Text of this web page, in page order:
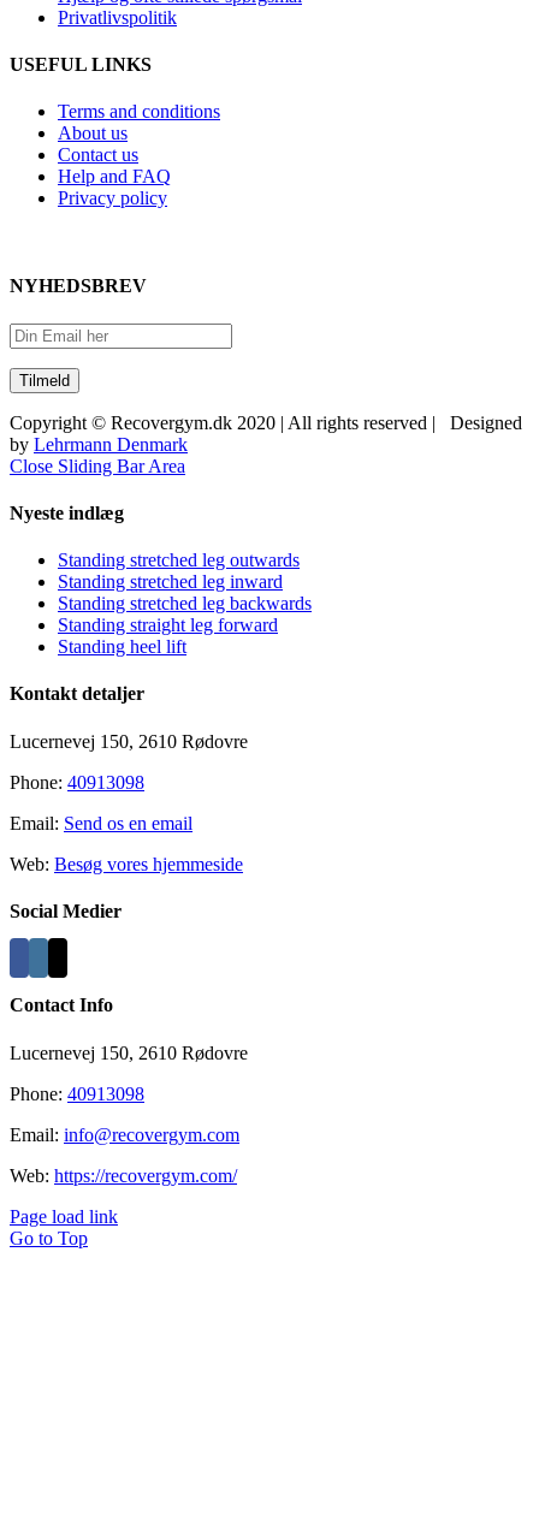
Privatlivspolitik
USEFUL LINKS
Terms and conditions
About us
Contact us
Help and FAQ
Privacy policy
NYHEDSBREV
Copyright © Recovergym.dk 2020 | All rights reserved | Designed
by Lehrmann Denmark
Close Sliding Bar Area
Nyeste indlæg
Standing stretched leg outwards
Standing stretched leg inward
Standing stretched leg backwards
Standing straight leg forward
Standing heel lift
Kontakt detaljer
Lucernevej 150, 2610 Rødovre
Phone: 40913098
Email: Send os en email
Web: Besøg vores hjemmeside
Social Medier
Contact Info
Lucernevej 150, 2610 Rødovre
Phone: 40913098
Email: info@recovergym.com
Web: https://recovergym.com/
Page load link
Go to Top